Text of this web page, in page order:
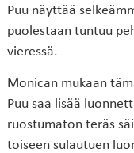
Puu näyttää
puolestaan tuntuu
vieressä.
Monican mukaan
Puu saa lisää
ruostumaton teräs
toiseen sulautuen